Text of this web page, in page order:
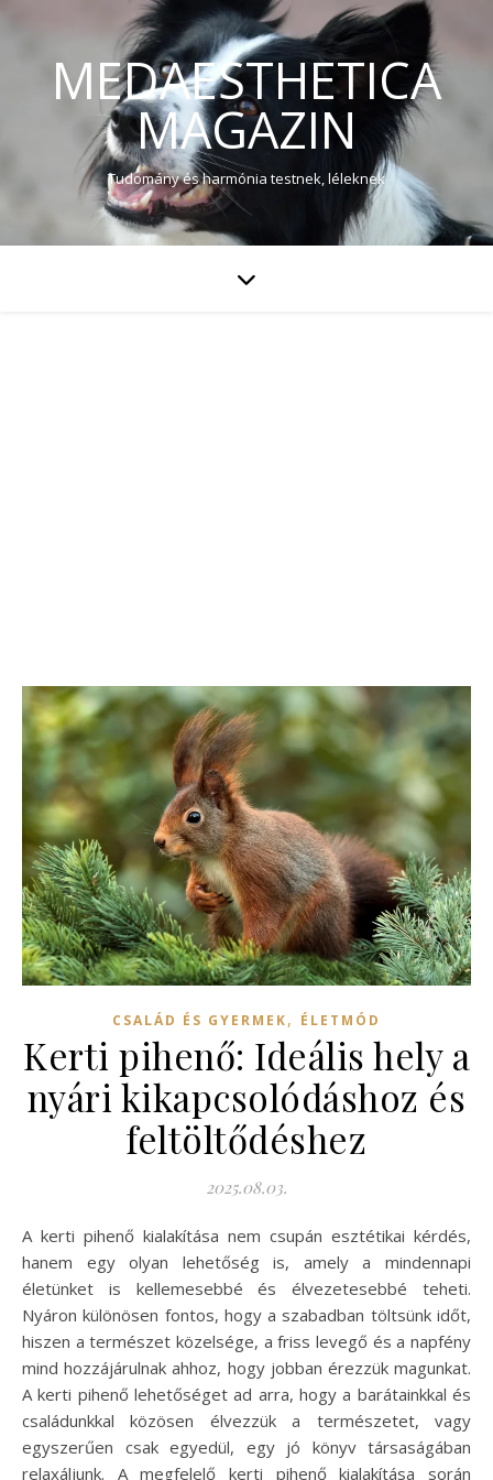
MEDAESTHETICA
MAGAZIN
Tudomány és harmónia testnek, léleknek
CSALÁD ÉS GYERMEK, ÉLETMÓD
Kerti pihenő: Ideális hely a
nyári kikapcsolódáshoz és
feltöltődéshez
2025.08.03.
A kerti pihenő kialakítása nem csupán esztétikai kérdés,
hanem egy olyan lehetőség is, amely a mindennapi
életünket is kellemesebbé és élvezetesebbé teheti.
Nyáron különösen fontos, hogy a szabadban töltsünk időt,
hiszen a természet közelsége, a friss levegő és a napfény
mind hozzájárulnak ahhoz, hogy jobban érezzük magunkat.
A kerti pihenő lehetőséget ad arra, hogy a barátainkkal és
családunkkal közösen élvezzük a természetet, vagy
egyszerűen csak egyedül, egy jó könyv társaságában
relaxáljunk. A megfelelő kerti pihenő kialakítása során